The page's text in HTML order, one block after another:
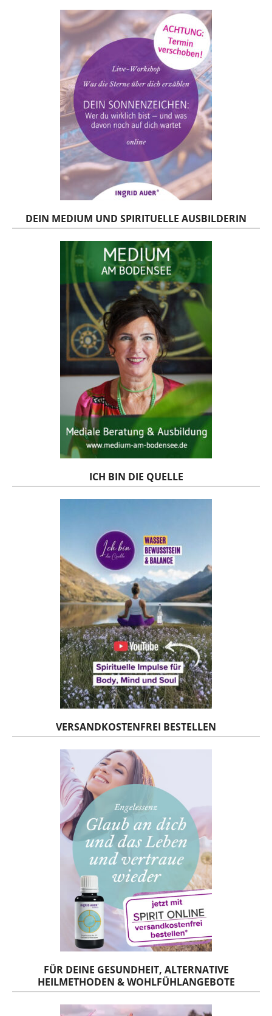
DEIN MEDIUM UND SPIRITUELLE AUSBILDERIN
ICH BIN DIE QUELLE
VERSANDKOSTENFREI BESTELLEN
FÜR DEINE GESUNDHEIT, ALTERNATIVE
HEILMETHODEN & WOHLFÜHLANGEBOTE